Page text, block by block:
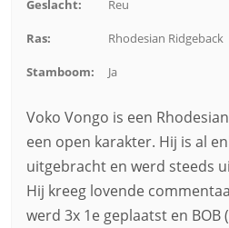
Geslacht: Reu
Ras: Rhodesian Ridgeback
Stamboom: Ja
Voko Vongo is een
een open karakter. Hij is al
uitgebracht en werd steeds
Hij kreeg lovende
werd 3x 1e geplaatst en BOB